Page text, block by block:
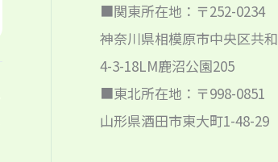
■関東所在地：〒252-0234
神奈川県相模原市中央区共和
4-3-18LM鹿沼公園205
■東北所在地：〒998-0851
山形県酒田市東大町1-48-29